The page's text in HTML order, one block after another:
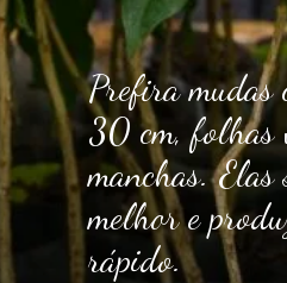
Prefira mudas
30 cm, folhas
manchas. Elas
melhor e
rápido.